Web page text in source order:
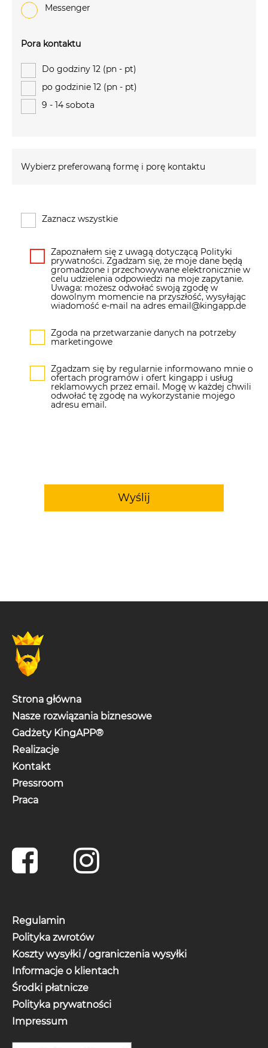
Messenger
Pora kontaktu
Do godziny 12 (pn - pt)
po godzinie 12 (pn - pt)
9 - 14 sobota
Wybierz preferowaną formę i porę kontaktu
Zaznacz wszystkie
Zapoznałem się z uwagą dotyczącą Polityki
prywatności. Zgadzam się, że moje dane będą
gromadzone i przechowywane elektronicznie w
celu udzielenia odpowiedzi na moje zapytanie.
Uwaga: możesz odwołać swoją zgodę w
dowolnym momencie na przyszłość, wysyłając
wiadomość e-mail na adres email@kingapp.de
Zgoda na przetwarzanie danych na potrzeby
marketingowe
Zgadzam się by regularnie informowano mnie o
ofertach programów i ofert kingapp i usług
reklamowych przez email. Mogę w każdej chwili
odwołać tę zgodę na wykorzystanie mojego
adresu email.
Wyślij
Strona główna
Nasze rozwiązania biznesowe
Gadżety KingAPP®
Realizacje
Kontakt
Pressroom
Praca
Regulamin
Polityka zwrotów
Koszty wysyłki / ograniczenia wysyłki
Informacje o klientach
Środki płatnicze
Polityka prywatności
Impressum